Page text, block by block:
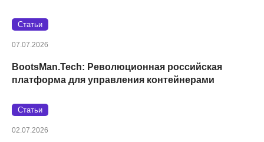
Статьи
07.07.2026
BootsMan.Tech: Революционная российская
платформа для управления контейнерами
Статьи
02.07.2026